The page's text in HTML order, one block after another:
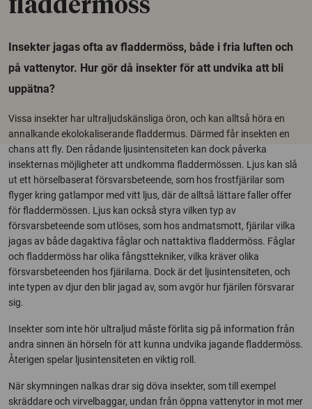
fladdermöss
Insekter jagas ofta av fladdermöss, både i fria luften och
på vattenytor. Hur gör då insekter för att undvika att bli
uppätna?
Vissa insekter har ultraljudskänsliga öron, och kan alltså höra en
annalkande ekolokaliserande fladdermus. Därmed får insekten en
chans att fly. Den rådande ljusintensiteten kan dock påverka
insekternas möjligheter att undkomma fladdermössen. Ljus kan slå
ut ett hörselbaserat försvarsbeteende, som hos frostfjärilar som
flyger kring gatlampor med vitt ljus, där de alltså lättare faller offer
för fladdermössen. Ljus kan också styra vilken typ av
försvarsbeteende som utlöses, som hos andmatsmott, fjärilar vilka
jagas av både dagaktiva fåglar och nattaktiva fladdermöss. Fåglar
och fladdermöss har olika fångsttekniker, vilka kräver olika
försvarsbeteenden hos fjärilarna. Dock är det ljusintensiteten, och
inte typen av djur den blir jagad av, som avgör hur fjärilen försvarar
sig.
Insekter som inte hör ultraljud måste förlita sig på information från
andra sinnen än hörseln för att kunna undvika jagande fladdermöss.
Återigen spelar ljusintensiteten en viktig roll.
När skymningen nalkas drar sig döva insekter, som till exempel
skräddare och virvelbaggar, undan från öppna vattenytor in mot mer